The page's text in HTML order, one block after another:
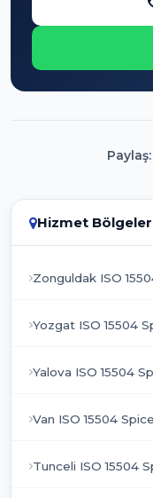
Paylaş:
Hizmet
Zonguldak ISO
Yozgat ISO 15504
Yalova ISO 15504
Van ISO 15504
Tunceli ISO 15504